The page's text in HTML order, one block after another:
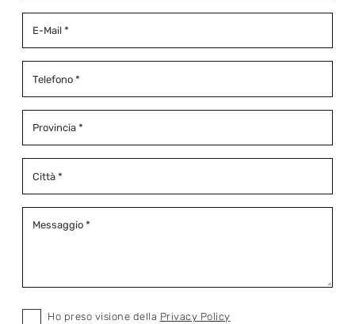
Ho preso visione della Privacy Policy